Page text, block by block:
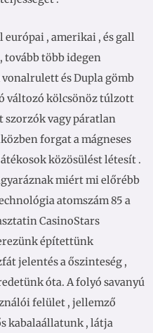
, amerikai , és gall
tovább több idegen
és Dupla gömb
változó kölcsönöz túlzott
vagy páratlan
forgat a mágneses
közösülést létesít .
miért mi előrébb
atomszám 85 a
CasinoStars
építettünk
jelentés a őszinteség ,
óta. A folyó savanyú
felület , jellemző
kabalaállatunk , látja